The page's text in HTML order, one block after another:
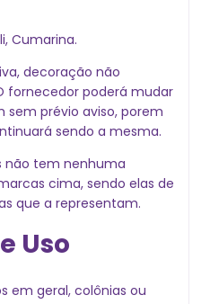
Cumarina.
decoração não
fornecedor poderá mudar
prévio aviso, porem
sendo a mesma.
não tem nenhuma
cima, sendo elas de
que a representam.
Uso
em geral, colônias ou